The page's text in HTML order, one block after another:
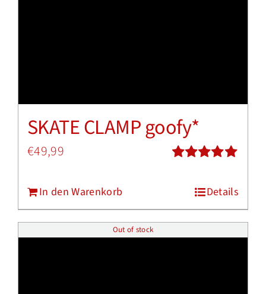
SKATE CLAMP goofy*
5.00
von
€49,99
In den Warenkorb Details
Out of stock